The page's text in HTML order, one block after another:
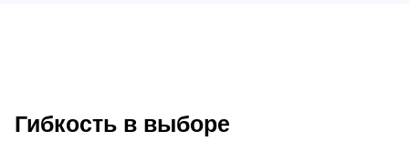
Описание преимуществ Wattsan
Гибкость в выборе